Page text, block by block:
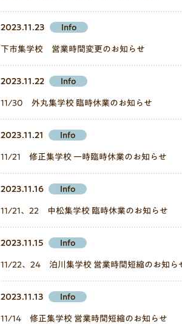
2023.11.23 Info
下市集学校 営業時間変更のお知らせ
2023.11.22 Info
11/30 外丸集学校 臨時休業のお知らせ
2023.11.21 Info
11/21 修正集学校 一時臨時休業のお知らせ
2023.11.16 Info
11/21、22 中松集学校 臨時休業のお知らせ
2023.11.15 Info
11/22、24 泊川集学校 営業時間短縮のお知ら
2023.11.13 Info
11/14 修正集学校 営業時間短縮のお知らせ